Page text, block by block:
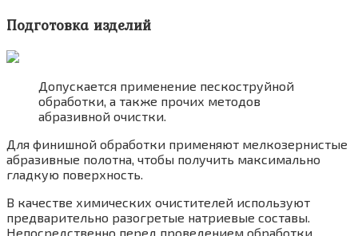
Подготовка изделий
Допускается применение пескоструйной
обработки, а также прочих методов
абразивной очистки.
Для финишной обработки применяют мелкозернистые
абразивные полотна, чтобы получить максимально
гладкую поверхность.
В качестве химических очистителей используют
предварительно разогретые натриевые составы.
Непосредственно перед проведением обработки